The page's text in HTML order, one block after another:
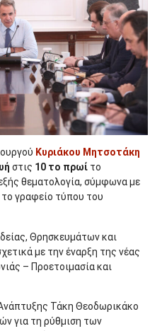
Κυριάκου Μητσοτάκη
στις 10 το πρωί το
θεματολογία, σύμφωνα με
γραφείο τύπου του
Θρησκευμάτων και
με την έναρξη της νέας
– Προετοιμασία και
Τάκη Θεοδωρικάκο
για τη ρύθμιση των